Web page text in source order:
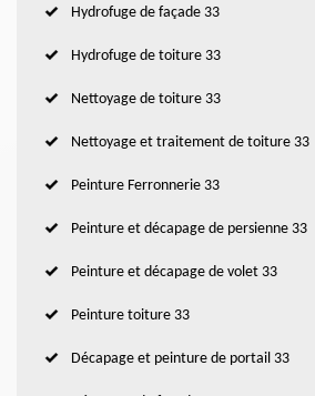
Hydrofuge de façade 33
Hydrofuge de toiture 33
Nettoyage de toiture 33
Nettoyage et traitement de toiture 33
Peinture Ferronnerie 33
Peinture et décapage de persienne 33
Peinture et décapage de volet 33
Peinture toiture 33
Décapage et peinture de portail 33